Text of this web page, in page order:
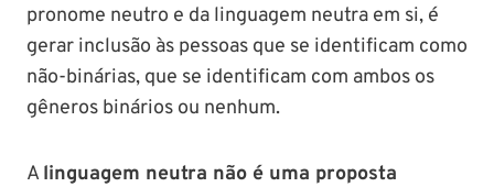
pronome neutro e da linguagem neutra em si, é
gerar inclusão às pessoas que se identificam como
não-binárias, que se identificam com ambos os
gêneros binários ou nenhum.
Alinguagem neutra não é uma proposta